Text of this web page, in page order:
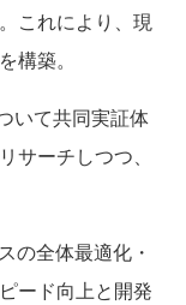
これにより、現
構築。
いて共同実証体
サーチしつつ、
の全体最適化・
ード向上と開発